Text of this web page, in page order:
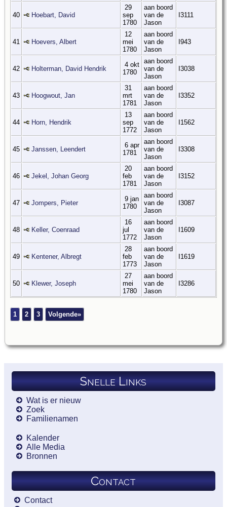
40 Hoebart, David
29
sep
1780
aan boord
van de
Jason
I3111
41 Hoevers, Albert
12
mei
1780
aan boord
van de
Jason
I943
42 Holterman, David Hendrik
4 okt
1780
aan boord
van de
Jason
I3038
43 Hoogwout, Jan
31
mrt
1781
aan boord
van de
Jason
I3352
44 Horn, Hendrik
13
sep
1772
aan boord
van de
Jason
I1562
45 Janssen, Leendert
6 apr
1781
aan boord
van de
Jason
I3308
46 Jekel, Johan Georg
20
feb
1781
aan boord
van de
Jason
I3152
47 Jompers, Pieter
9 jan
1780
aan boord
van de
Jason
I3087
48 Keller, Coenraad
16
jul
1772
aan boord
van de
Jason
I1609
49 Kentener, Albregt
28
feb
1773
aan boord
van de
Jason
I1619
50 Klewer, Joseph
27
mei
1780
aan boord
van de
Jason
I3286
1 2 3 Volgende»
Snelle Links
Wat is er nieuw
Zoek
Familienamen
Kalender
Alle Media
Bronnen
Contact
Contact